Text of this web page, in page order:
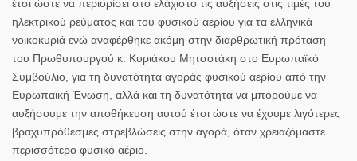
έτσι ώστε να περιορίσει στο ελάχιστο τις αυξήσεις στις τιμές του
ηλεκτρικού ρεύματος και του φυσικού αερίου για τα ελληνικά
νοικοκυριά ενώ αναφέρθηκε ακόμη στην διαρθρωτική πρόταση
του Πρωθυπουργού κ. Κυριάκου Μητσοτάκη στο Ευρωπαϊκό
Συμβούλιο, για τη δυνατότητα αγοράς φυσικού αερίου από την
Ευρωπαϊκή Ένωση, αλλά και τη δυνατότητα να μπορούμε να
αυξήσουμε την αποθήκευση αυτού έτσι ώστε να έχουμε λιγότερες
βραχυπρόθεσμες στρεβλώσεις στην αγορά, όταν χρειαζόμαστε
περισσότερο φυσικό αέριο.